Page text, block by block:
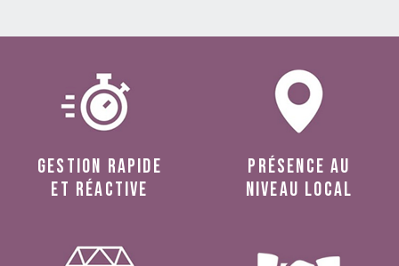
Gestion rapide
et réactive
présence au
niveau local